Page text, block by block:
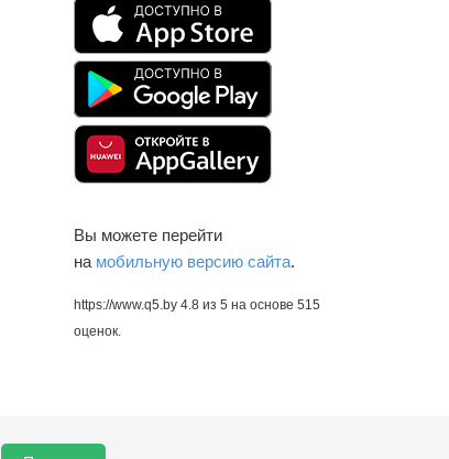
Вы можете перейти
на мобильную версию сайта.
https://www.q5.by 4.8 из 5 на основе 515
оценок.